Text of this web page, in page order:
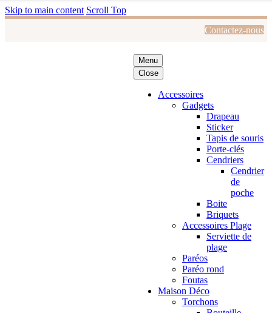
Skip to main content Scroll Top
Contactez-nous
Menu
Close
Accessoires
Gadgets
Drapeau
Sticker
Tapis de souris
Porte-clés
Cendriers
Cendrier
de
poche
Boite
Briquets
Accessoires Plage
Serviette de
plage
Paréos
Paréo rond
Foutas
Maison Déco
Torchons